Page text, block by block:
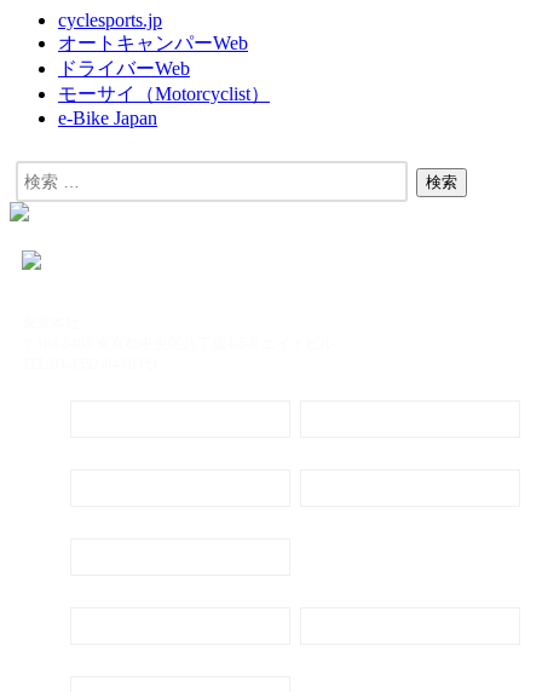
cyclesports.jp
オートキャンパーWeb
ドライバーWeb
モーサイ（Motorcyclist）
e-Bike Japan